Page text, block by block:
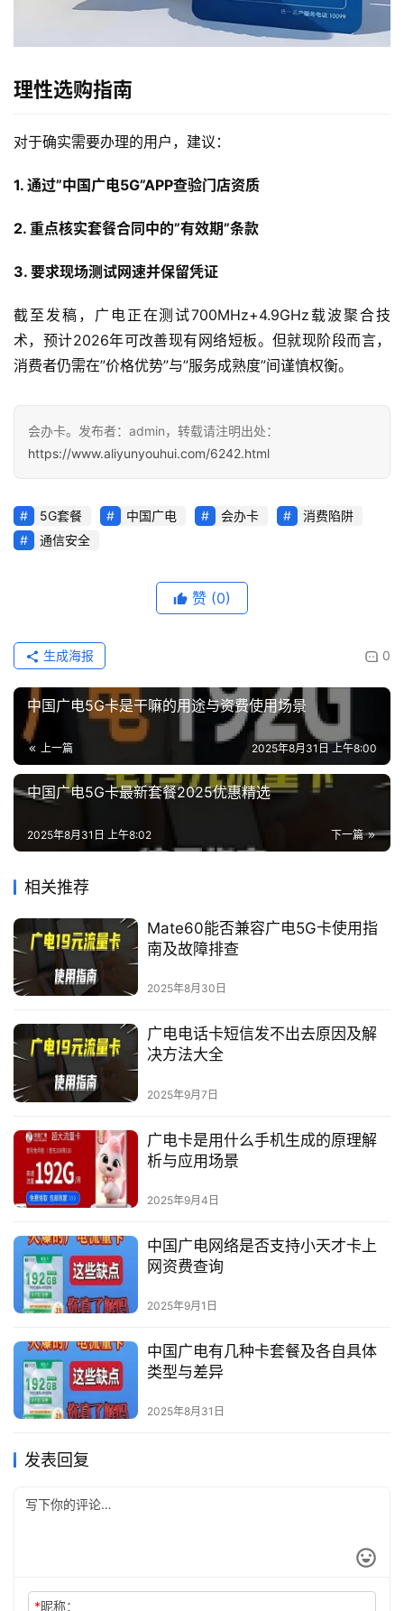
宽
身
i
i
快
更
多
理性选购指南
对于确实需要办理的用户，建议：
1. 通过”中国广电5G”APP查验门店资质
2. 重点核实套餐合同中的”有效期”条款
3. 要求现场测试网速并保留凭证
截至发稿，广电正在测试700MHz+4.9GHz载波聚合技
术，预计2026年可改善现有网络短板。但就现阶段而言，
消费者仍需在”价格优势”与”服务成熟度”间谨慎权衡。
会办卡。发布者：admin，转载请注明出处：
https://www.aliyunyouhui.com/6242.html
5G套餐 中国广电 会办卡
消费陷阱
通信安全
赞 (0)
0
生成海报
中国广电5G卡是干嘛的用途与资费使用场景
上一篇 2025年8月31日 上午8:00
中国广电5G卡最新套餐2025优惠精选
下一篇
2025年8月31日 上午8:02
相关推荐
Mate60能否兼容广电5G卡使用指
南及故障排查
2025年8月30日
广电电话卡短信发不出去原因及解
决方法大全
2025年9月7日
广电卡是用什么手机生成的原理解
析与应用场景
2025年9月4日
中国广电网络是否支持小天才卡上
网资费查询
2025年9月1日
中国广电有几种卡套餐及各自具体
类型与差异
2025年8月31日
发表回复
*昵称：